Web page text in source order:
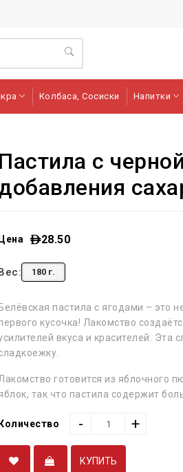
Колбаса, Сосиски Напитки
Пастила с
Цена 28.50
180 г.
Белёвская пастила с ягодами – это
кусочка! Лакомство
вкуса и красителей. Эта
готовится из яблочного
так что пастила содержит
Количество - +
КУПИТЬ